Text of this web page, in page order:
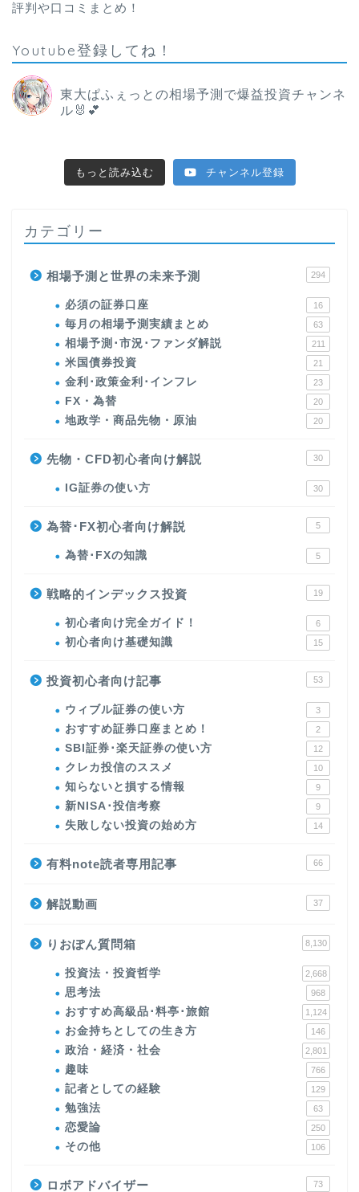
評判や口コミまとめ！
Youtube登録してね！
東大ぱふぇっとの相場予測で爆益投資チャンネ
ル🐰💕
もっと読み込む チャンネル登録
カテゴリー
相場予測と世界の未来予測 294
必須の証券口座 16
毎月の相場予測実績まとめ 63
相場予測･市況･ファンダ解説 211
米国債券投資 21
金利･政策金利･インフレ 23
FX・為替 20
地政学・商品先物・原油 20
先物・CFD初心者向け解説 30
IG証券の使い方 30
為替･FX初心者向け解説 5
為替･FXの知識 5
戦略的インデックス投資 19
初心者向け完全ガイド！ 6
初心者向け基礎知識 15
投資初心者向け記事 53
ウィブル証券の使い方 3
おすすめ証券口座まとめ！ 2
SBI証券･楽天証券の使い方 12
クレカ投信のススメ 10
知らないと損する情報 9
新NISA･投信考察 9
失敗しない投資の始め方 14
有料note読者専用記事 66
解説動画 37
りおぽん質問箱 8,130
投資法・投資哲学 2,668
思考法 968
おすすめ高級品･料亭･旅館 1,124
お金持ちとしての生き方 146
政治・経済・社会 2,801
趣味 766
記者としての経験 129
勉強法 63
恋愛論 250
その他 106
ロボアドバイザー 73